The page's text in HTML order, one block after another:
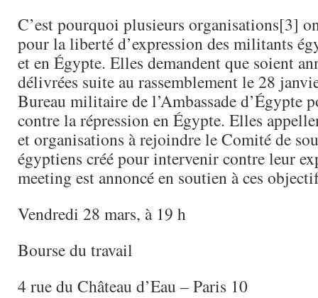
C’est pourquoi plusieurs organisations[3]
pour la liberté d’expression des militants
et en Égypte. Elles demandent que soient
délivrées suite au rassemblement le 28
Bureau militaire de l’Ambassade d’Égypte
contre la répression en Égypte. Elles
et organisations à rejoindre le Comité de
égyptiens créé pour intervenir contre leur
meeting est annoncé en soutien à ces
Vendredi 28 mars, à 19 h
Bourse du travail
4 rue du Château d’Eau – Paris 10